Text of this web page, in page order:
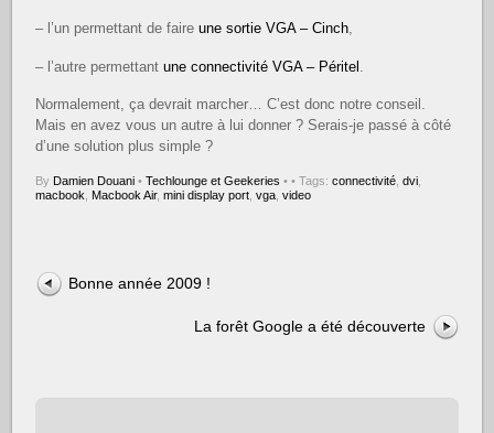
– l’un permettant de faireune sortie VGA – Cinch,
– l’autre permettantune connectivité VGA – Péritel
Normalement, ça devrait marcher… C’est donc notre conseil.
Mais en avez vous un autre à lui donner ? Serais-je passé à côté
d’une solution plus simple ?
By Damien Douani • Techlounge et Geekeries • • Tags:connectivité ,dvi
macbook
Macbook Air,mini display port ,vga ,video
Bonne année 2009 !
La forêt Google a été découverte